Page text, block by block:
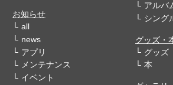
お知らせ
all
news
アプリ
メンテナンス
イベント
アルバ
シング
グッズ・
グッズ
本